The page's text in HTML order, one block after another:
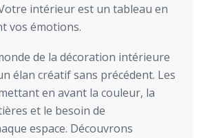
intérieur est un tableau en
vos émotions.
de la décoration intérieure
élan créatif sans précédent. Les
en avant la couleur, la
et le besoin de
espace. Découvrons